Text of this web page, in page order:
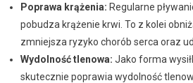
Poprawa krążenia: Regularne
pobudza krążenie krwi. To z kolei
zmniejsza ryzyko chorób serca oraz
Wydolność tlenowa: Jako forma
skutecznie poprawia wydolność